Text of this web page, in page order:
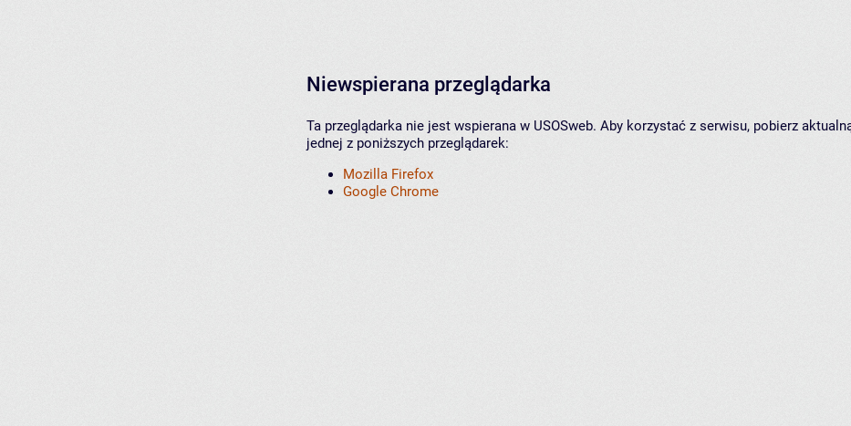
Niewspierana przeglądarka
Ta przeglądarka nie jest wspierana w USOSweb. Aby korzystać z serwisu, pobierz
jednej z poniższych przeglądarek:
Mozilla Firefox
Google Chrome